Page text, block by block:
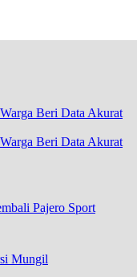
Beri Data Akurat
Pajero Sport
Mungil